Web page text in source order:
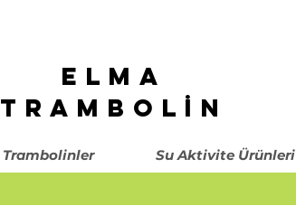
ELMA
TRAMBOLİN
Trambolinler Su Aktivite Ürünleri